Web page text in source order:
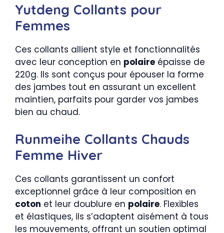
Yutdeng Collants pour
Femmes
Ces collants allient style et fonctionnalités
avec leur conception en polaire épaisse de
220g. Ils sont conçus pour épouser la forme
des jambes tout en assurant un excellent
maintien, parfaits pour garder vos jambes
bien au chaud.
Runmeihe Collants Chauds
Femme Hiver
Ces collants garantissent un confort
exceptionnel grâce à leur composition en
coton et leur doublure en polaire. Flexibles
et élastiques, ils s’adaptent aisément à tous
les mouvements, offrant un soutien optimal